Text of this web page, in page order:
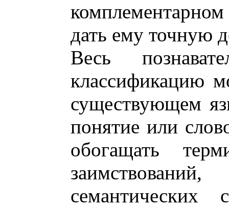
дать ему точную
Весь
классификацию
существующем
понятие или
обогащать